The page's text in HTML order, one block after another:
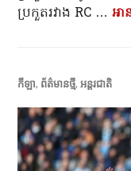
ប្រកួតរវាង RC …អា
កីឡា, ព័ត៌មានថ្មី,អន្តរជាតិ